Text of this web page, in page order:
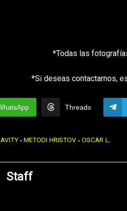
*Todas las
*Si deseas contactarnos,
Threads
METODI HRISTOV OSCAR L.
Staff